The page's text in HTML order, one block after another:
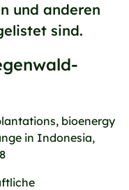
und anderen
sind.
bioenergy
in Indonesia,